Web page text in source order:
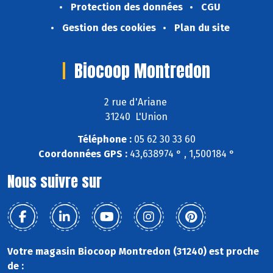
Protection des données
CGU
Gestion des cookies
Plan du site
Biocoop Montredon
2 rue d'Ariane
31240 L'Union
Téléphone : 05 62 30 33 60
Coordonnées GPS : 43,638974 ° , 1,500184 °
Nous suivre sur
Votre magasin Biocoop Montredon (31240) est proche
de :